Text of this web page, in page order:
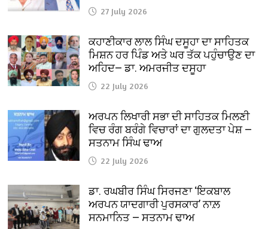
27 July 2026
ਕਹਾਣੀਕਾਰ ਲਾਲ ਸਿੰਘ ਦਸੂਹਾ ਦਾ ਸਾਹਿਤਕ
ਮਿਸ਼ਨ ਹਰ ਪਿੰਡ ਅਤੇ ਘਰ ਤੱਕ ਪਹੁੰਚਾਉਣ ਦਾ
ਅਹਿਦ— ਡਾ. ਅਮਰਜੀਤ ਦਸੂਹਾ
22 July 2026
ਅਰਪਨ ਲਿਖਾਰੀ ਸਭਾ ਦੀ ਸਾਹਿਤਕ ਮਿਲਣੀ
ਵਿਚ ਰੰਗ ਬਰੰਗੇ ਵਿਚਾਰਾਂ ਦਾ ਗੁਲਦਤਾ ਪੇਸ਼ —
ਸਤਨਾਮ ਸਿੰਘ ਢਾਅ
22 July 2026
ਡਾ. ਰਘਬੀਰ ਸਿੰਘ ਸਿਰਜਣਾ ‘ਇਕਬਾਲ
ਅਰਪਨ ਯਾਦਗਾਰੀ ਪੁਰਸਕਾਰ’ ਨਾਲ਼
ਸਨਮਾਨਿਤ — ਸਤਨਾਮ ਢਾਅ